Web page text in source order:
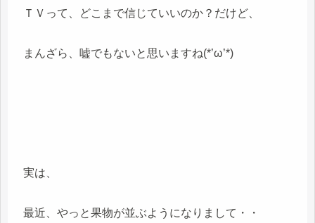
ＴＶって、どこまで信じていいのか？だけど、
まんざら、嘘でもないと思いますね(*’ω’*)
実は、
最近、やっと果物が並ぶようになりまして・・